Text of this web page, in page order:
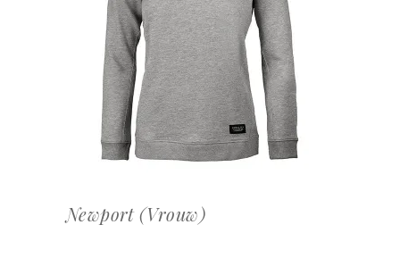
OFFERTEAANVRAAG
Newport (Vrouw)